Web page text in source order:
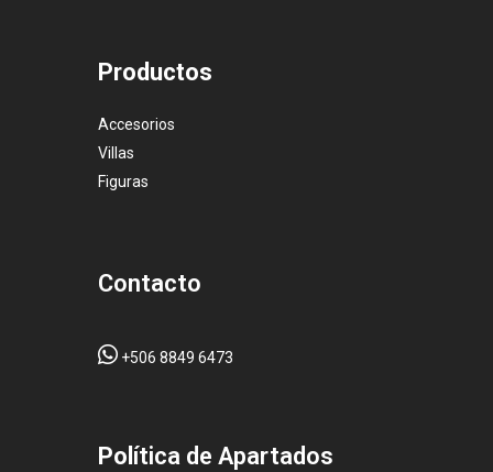
Productos
Accesorios
Villas
Figuras
Contacto
+506 8849 6473
Pol ítica de Apartados